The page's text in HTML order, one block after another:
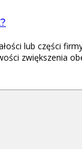
lub części
zwiększenia